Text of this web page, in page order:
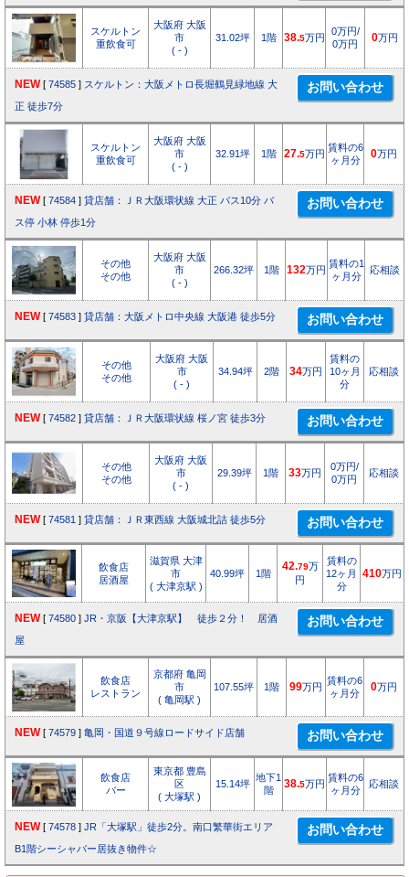
スケルトン
重飲食可
大阪府 大阪
市
( - )
31.02坪 1階 38.5万円
0万円/
0万円
0万円
NEW [ 74585 ] スケルトン：大阪メトロ長堀鶴見緑地線 大
正 徒歩7分
スケルトン
重飲食可
大阪府 大阪
市
( - )
32.91坪 1階 27.5万円
賃料の6
ヶ月分
0万円
NEW [ 74584 ] 貸店舗：ＪＲ大阪環状線 大正 バス10分 バ
ス停 小林 停歩1分
その他
その他
大阪府 大阪
市
( - )
266.32坪 1階 132万円
賃料の1
ヶ月分
応相談
NEW [ 74583 ] 貸店舗：大阪メトロ中央線 大阪港 徒歩5分
その他
その他
大阪府 大阪
市
( - )
34.94坪 2階 34万円
賃料の
10ヶ月
分
応相談
NEW [ 74582 ] 貸店舗：ＪＲ大阪環状線 桜ノ宮 徒歩3分
その他
その他
大阪府 大阪
市
( - )
29.39坪 1階 33万円
0万円/
0万円
応相談
NEW [ 74581 ] 貸店舗：ＪＲ東西線 大阪城北詰 徒歩5分
飲食店
居酒屋
滋賀県 大津
市
( 大津京駅 )
40.99坪 1階
42.79万
円
賃料の
12ヶ月
分
410万円
NEW [ 74580 ] JR・京阪【大津京駅】 徒歩２分！ 居酒
屋
飲食店
レストラン
京都府 亀岡
市
( 亀岡駅 )
107.55坪 1階 99万円
賃料の6
ヶ月分
0万円
NEW [ 74579 ] 亀岡・国道９号線ロードサイド店舗
飲食店
バー
東京都 豊島
区
( 大塚駅 )
15.14坪
地下1
階
38.5万円
賃料の6
ヶ月分
応相談
NEW [ 74578 ] JR「大塚駅」徒歩2分。南口繁華街エリア
B1階シーシャバー居抜き物件☆